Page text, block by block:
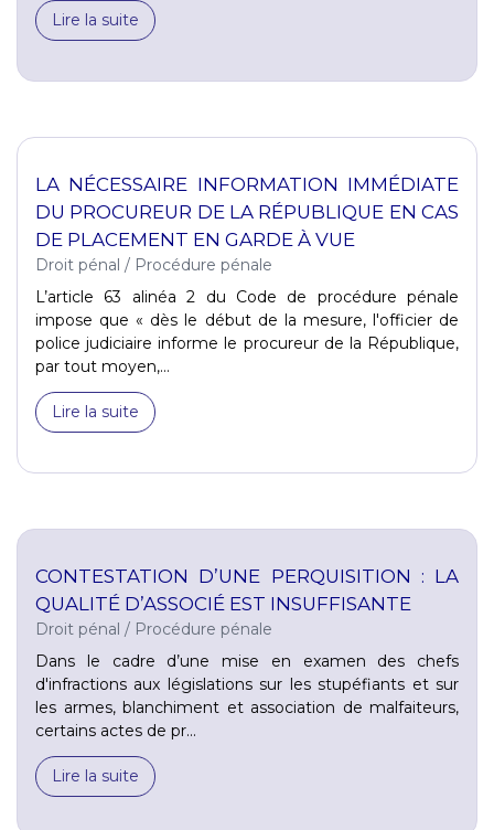
Lire la suite
LA NÉCESSAIRE INFORMATION IMMÉDIATE
DU PROCUREUR DE LA RÉPUBLIQUE EN CAS
DE PLACEMENT EN GARDE À VUE
Droit pénal / Procédure pénale
L’article 63 alinéa 2 du Code de procédure pénale
impose que « dès le début de la mesure, l'officier de
police judiciaire informe le procureur de la République,
par tout moyen,...
Lire la suite
CONTESTATION D’UNE PERQUISITION : LA
QUALITÉ D’ASSOCIÉ EST INSUFFISANTE
Droit pénal / Procédure pénale
Dans le cadre d’une mise en examen des chefs
d'infractions aux législations sur les stupéfiants et sur
les armes, blanchiment et association de malfaiteurs,
certains actes de pr...
Lire la suite